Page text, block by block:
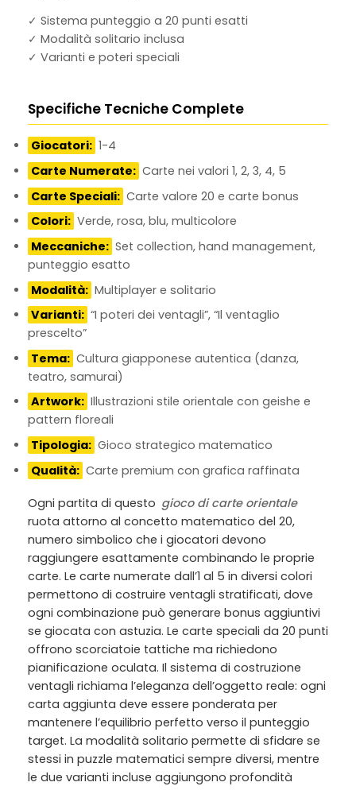
✓ Sistema punteggio a 20 punti esatti
✓ Modalità solitario inclusa
✓ Varianti e poteri speciali
Specifiche Tecniche Complete
Giocatori: 1-4
Carte Numerate: Carte nei valori 1, 2, 3, 4, 5
Carte Speciali: Carte valore 20 e carte bonus
Colori: Verde, rosa, blu, multicolore
Meccaniche: Set collection, hand management,
punteggio esatto
Modalità: Multiplayer e solitario
Varianti: “I poteri dei ventagli”, “Il ventaglio
prescelto”
Tema: Cultura giapponese autentica (danza,
teatro, samurai)
Artwork: Illustrazioni stile orientale con geishe e
pattern floreali
Tipologia: Gioco strategico matematico
Qualità: Carte premium con grafica raffinata
Ogni partita di questo gioco di carte orientale
ruota attorno al concetto matematico del 20,
numero simbolico che i giocatori devono
raggiungere esattamente combinando le proprie
carte. Le carte numerate dall’1 al 5 in diversi colori
permettono di costruire ventagli stratificati, dove
ogni combinazione può generare bonus aggiuntivi
se giocata con astuzia. Le carte speciali da 20 punti
offrono scorciatoie tattiche ma richiedono
pianificazione oculata. Il sistema di costruzione
ventagli richiama l’eleganza dell’oggetto reale: ogni
carta aggiunta deve essere ponderata per
mantenere l’equilibrio perfetto verso il punteggio
target. La modalità solitario permette di sfidare se
stessi in puzzle matematici sempre diversi, mentre
le due varianti incluse aggiungono profondità